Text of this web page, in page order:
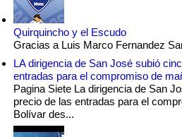
Quirquincho y el Escudo
Gracias a Luis Marco Fernandez
LA dirigencia de San José subió
entradas para el compromiso de
Pagina Siete La dirigencia de San
precio de las entradas para el
Bolívar des...